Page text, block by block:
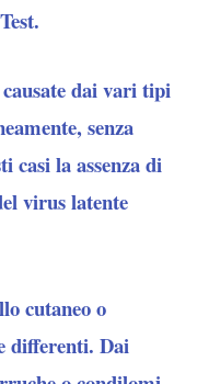
dai vari tipi
senza
casi la assenza di
virus latente
cutaneo o
differenti. Dai